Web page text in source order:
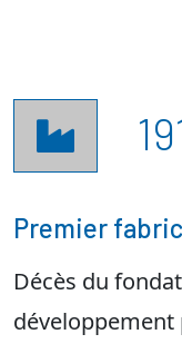

Premier
Décès du
développement